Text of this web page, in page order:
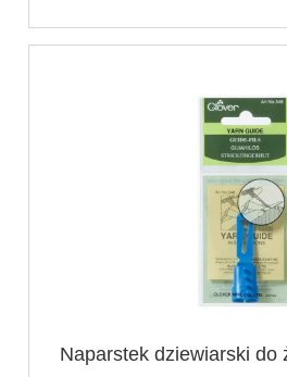
Naparstek dziewiarski do